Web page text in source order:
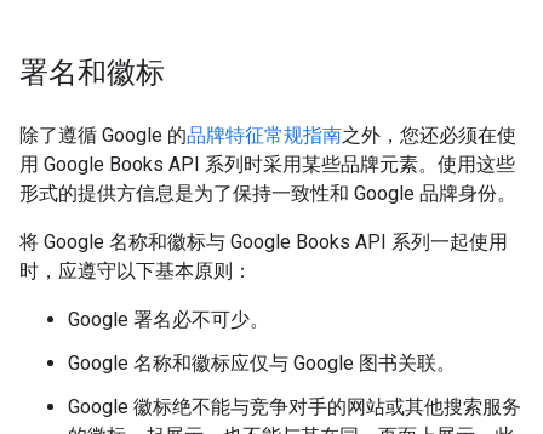
署名和徽标
除了遵循 Google 的品牌特征常规指南之外，您还必须在使
用 Google Books API 系列时采用某些品牌元素。使用这些
形式的提供方信息是为了保持一致性和 Google 品牌身份。
将 Google 名称和徽标与 Google Books API 系列一起使用
时，应遵守以下基本原则：
Google 署名必不可少。
Google 名称和徽标应仅与 Google 图书关联。
Google 徽标绝不能与竞争对手的网站或其他搜索服务